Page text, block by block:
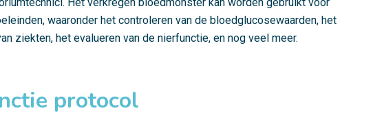
waaronder het controleren van de bloedglucosewaarden, het
ziekten, het evalueren van de nierfunctie, en nog veel meer.
protocol